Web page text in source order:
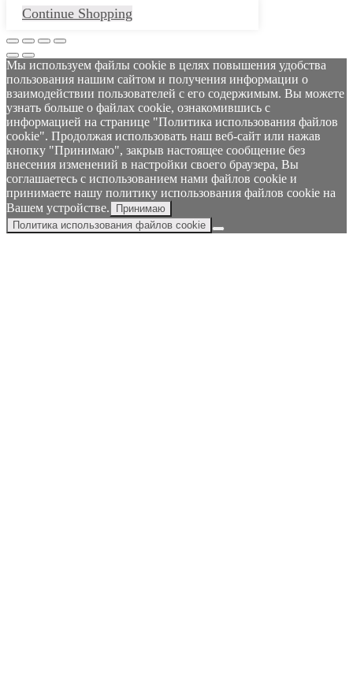
Continue Shopping
Мы используем файлы cookie в целях повышения удобства
пользования нашим сайтом и получения информации о
взаимодействии пользователей с его содержимым. Вы можете
узнать больше о файлах cookie, ознакомившись с
информацией на странице "Политика использования файлов
cookie". Продолжая использовать наш веб-сайт или нажав
кнопку "Принимаю", закрыв настоящее сообщение без
внесения изменений в настройки своего браузера, Вы
соглашаетесь с использованием нами файлов cookie и
принимаете нашу политику использования файлов cookie на
Вашем устройстве.
Принимаю
Политика использования файлов cookie